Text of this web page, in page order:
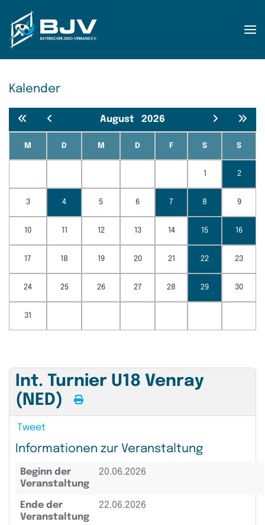
Zum Hauptinhalt springen
Kalender
August 2026
M D M D F S S
1 2
3 4 5 6 7 8 9
10 11 12 13 14 15 16
17 18 19 20 21 22 23
24 25 26 27 28 29 30
31
Int. Turnier U18 Venray
(NED)
Tweet
Informationen zur Veranstaltung
Beginn der
Veranstaltung
20.06.2026
Ende der
Veranstaltung
22.06.2026